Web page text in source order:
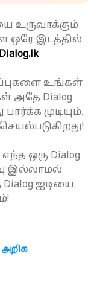
உருவாக்கும்
ஒரே இடத்தில்
Dialog.lk
உங்கள்
அதே Dialog
முடியும்.
ஒரு Dialog
இல்லாமல்
ஐடியை
அறிக